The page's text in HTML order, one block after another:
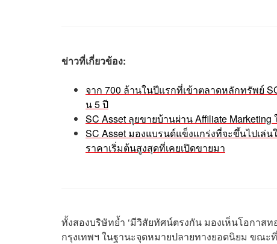
ข่าวที่เกี่ยวข้อง:
จาก 700 ล้านในปีแรกที่เข้าตลาดหลักทรัพย์
น 5 ปี
SC Asset ลุยขายบ้านผ่าน Affiliate
SC Asset มองแบรนด์แข็งแกร่งที่จะขึ้นไปเล่น
ราคาเริ่มต้นสูงสุดที่เคยเปิดขายมา
ทั้งสองบริษัทย้ำ ‘มีวิสัยทัศน์ตรงกัน มองเห็นโอกาส
กรุงเทพฯ ในฐานะจุดหมายปลายทางยอดนิยม ขณะ